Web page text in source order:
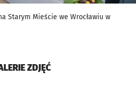
Starym Mieście we Wrocławiu w
ZDJĘĆ